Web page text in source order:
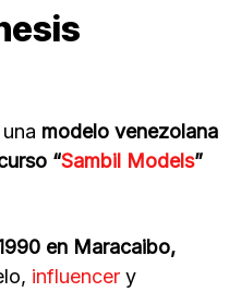
modelo venezolana
“Sambil Models”
en Maracaibo,
influencer y